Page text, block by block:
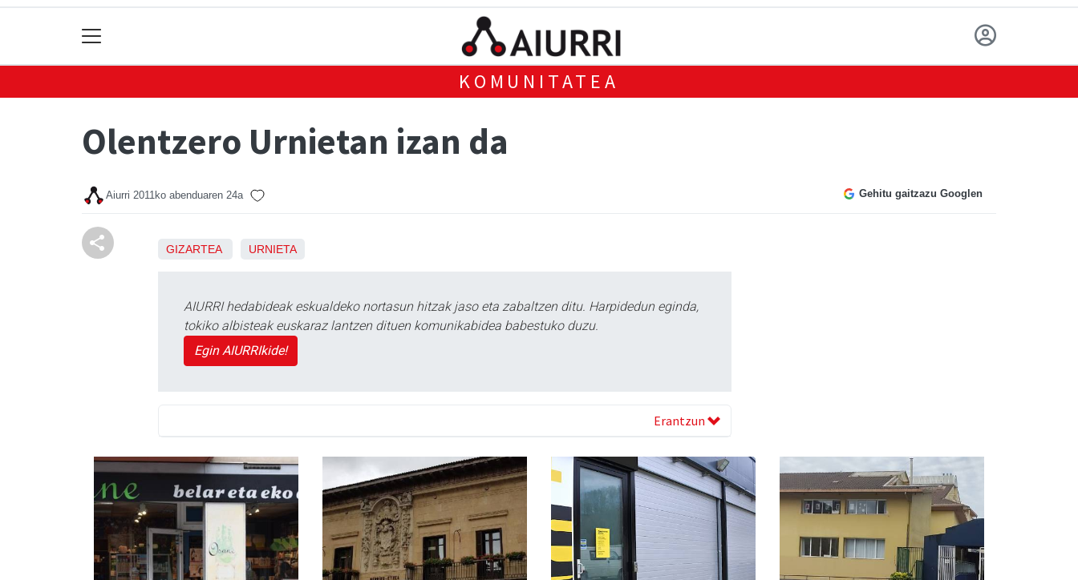
KOMUNITATEA
Olentzero Urnietan izan da
Aiurri 2011ko abenduaren 24a Gehitu gaitzazu Googlen
GIZARTEA URNIETA
AIURRI hedabideak eskualdeko nortasun hitzak jaso eta zabaltzen ditu. Harpidedun eginda,
tokiko albisteak euskaraz lantzen dituen komunikabidea babestuko duzu.
Egin AIURRIkide!
Erantzun